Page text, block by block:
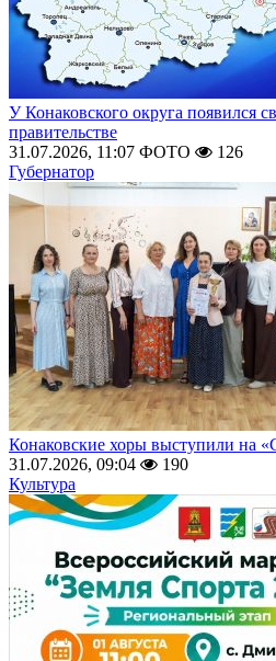
У Конаковского округа появился
правительстве
31.07.2026, 11:07 ФОТО
126
Губернатор
Конаковские хоры выступили на
31.07.2026, 09:04
190
Культура